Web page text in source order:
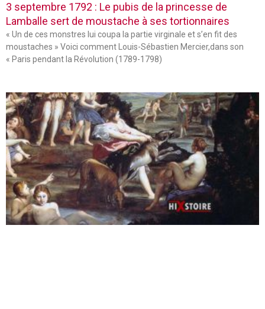
3 septembre 1792 : Le pubis de la princesse de
Lamballe sert de moustache à ses tortionnaires
« Un de ces monstres lui coupa la partie virginale et s’en fit des
moustaches » Voici comment Louis-Sébastien Mercier,dans son
« Paris pendant la Révolution (1789-1798)